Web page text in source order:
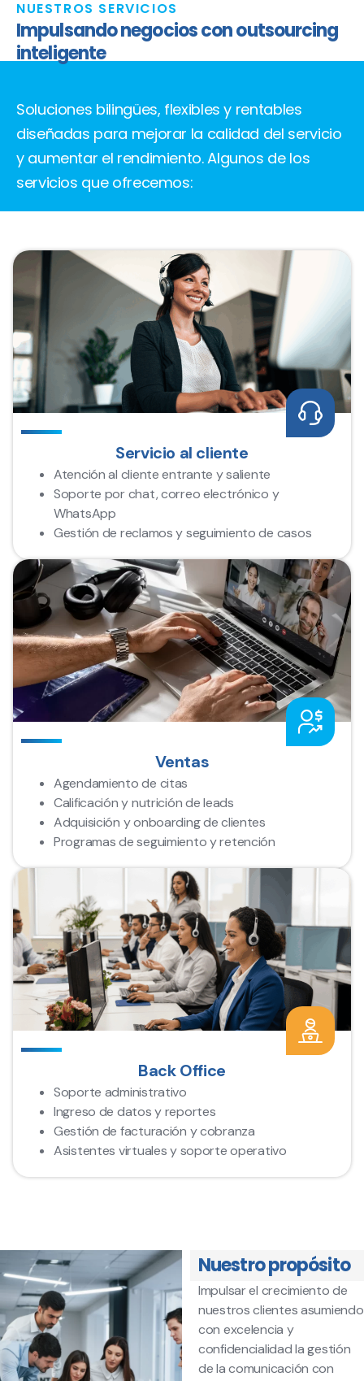
NUESTROS SERVICIOS
Impulsando negocios con outsourcing
inteligente
Soluciones bilingües, flexibles y rentables
diseñadas para mejorar la calidad del servicio
y aumentar el rendimiento. Algunos de los
servicios que ofrecemos:
Servicio al cliente
Atención al cliente entrante y saliente
Soporte por chat, correo electrónico y
WhatsApp
Gestión de reclamos y seguimiento de casos
Ventas
Agendamiento de citas
Calificación y nutrición de leads
Adquisición y onboarding de clientes
Programas de seguimiento y retención
Back Office
Soporte administrativo
Ingreso de datos y reportes
Gestión de facturación y cobranza
Asistentes virtuales y soporte operativo
Nuestro propósito
Impulsar el crecimiento de
nuestros clientes asumiendo
con excelencia y
confidencialidad la gestión
de la comunicación con